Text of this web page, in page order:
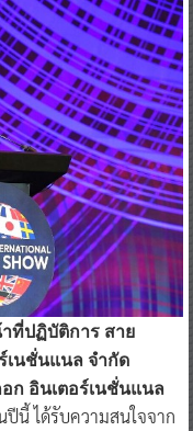
ที่ปฏิบัติการ สาย
เนชั่นแนล จำกัด
ก อินเตอร์เนชั่นแนล
ปีนี้ ได้รับความสนใจจาก